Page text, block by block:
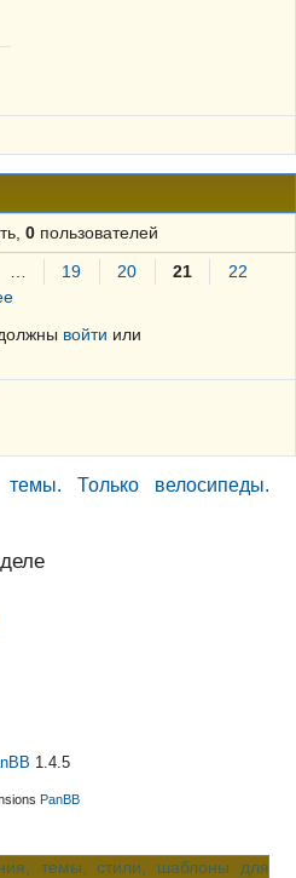
0пользователей
19 20 21
22
войти или
темы. Только велосипеды.
1.4.5
PanBB